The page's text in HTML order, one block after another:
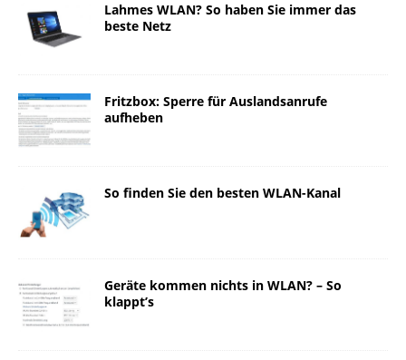
Lahmes WLAN? So haben Sie immer das
beste Netz
Fritzbox: Sperre für Auslandsanrufe
aufheben
So finden Sie den besten WLAN-Kanal
Geräte kommen nichts in WLAN? – So
klappt’s